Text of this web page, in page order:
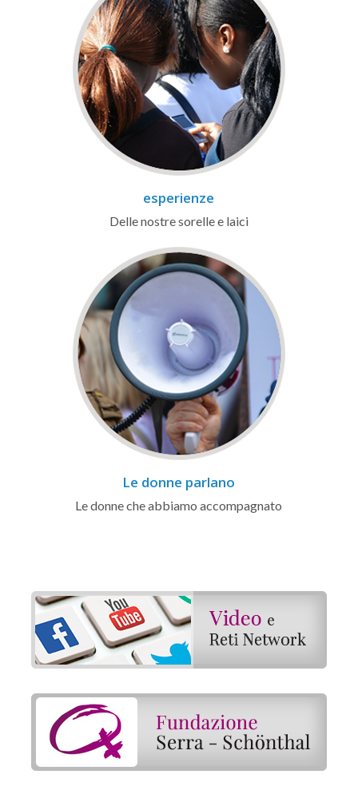
esperienze
Delle nostre sorelle e laici
Le donne parlano
Le donne che abbiamo accompagnato